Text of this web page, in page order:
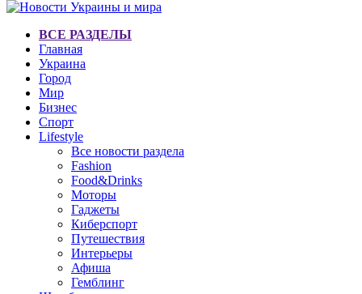
ВСЕ РАЗДЕЛЫ
Главная
Украина
Город
Мир
Бизнес
Спорт
Lifestyle
Все новости раздела
Fashion
Food&Drinks
Моторы
Гаджеты
Киберспорт
Путешествия
Интерьеры
Афиша
Гемблинг